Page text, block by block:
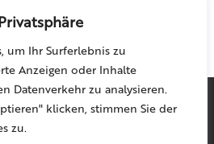
um Ihr Surferlebnis zu
Anzeigen oder Inhalte
Datenverkehr zu analysieren.
klicken, stimmen Sie der
zu.
Teilen
auf
X
Teilen
auf
Facebook